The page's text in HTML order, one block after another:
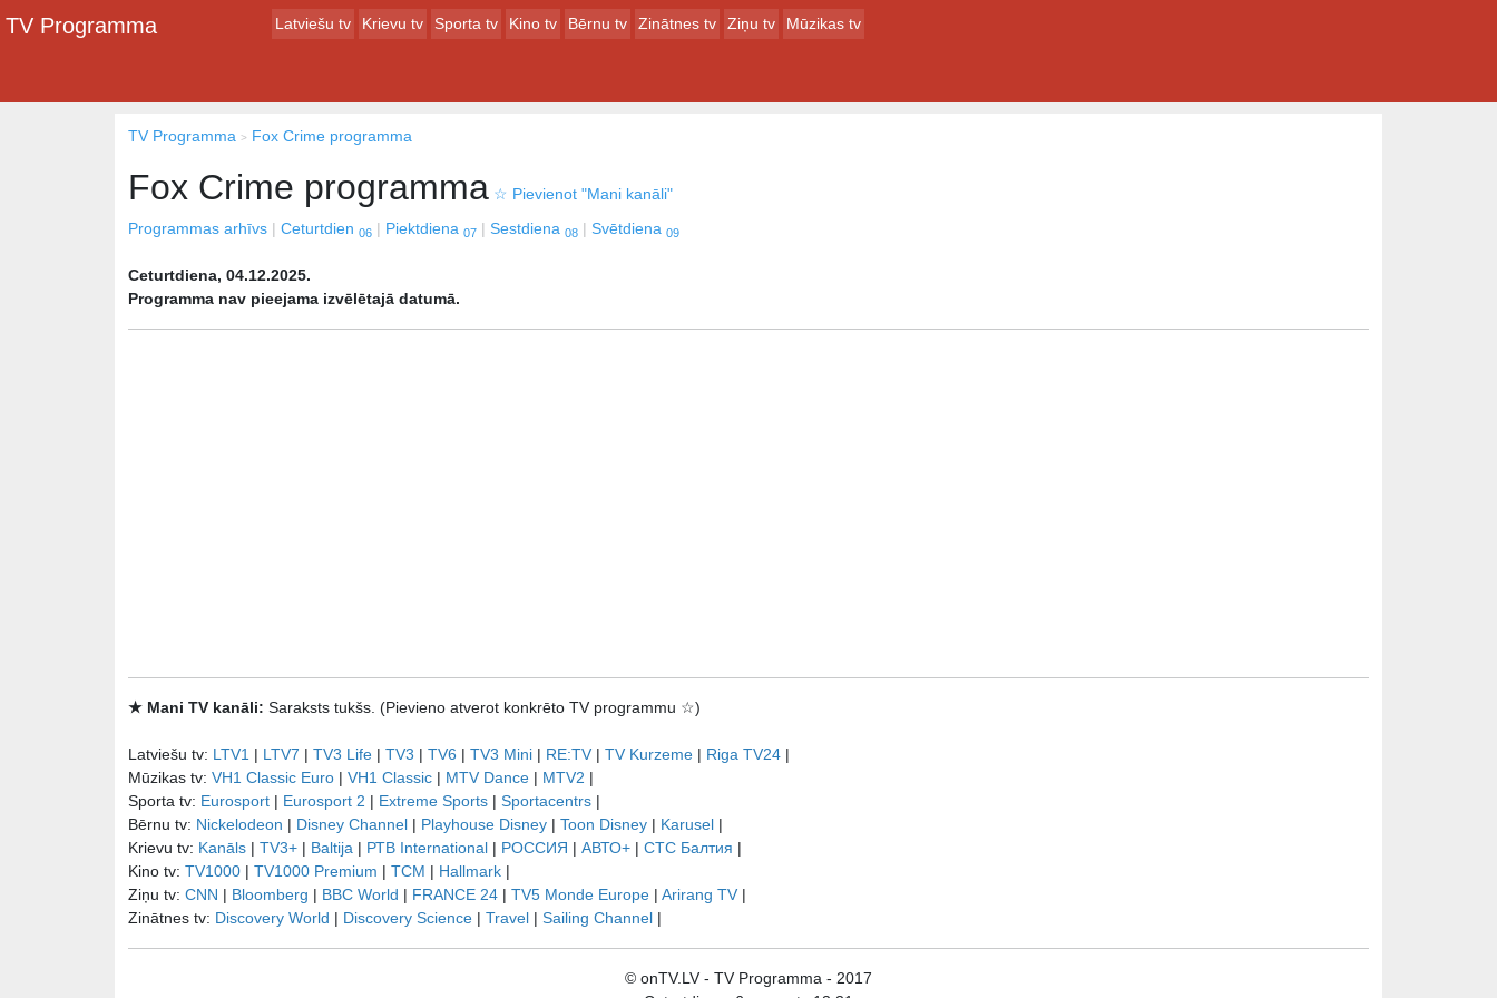
TV Programma Latviešu tv Krievu tv Sporta tv Kino tv Bērnu tv Zinātnes tv Ziņu tv Mūzikas tv
TV Programma Fox Crime programma
Fox Crime programma ☆ Pievienot "Mani kanāli"
Programmas arhīvs
Ceturtdien 06 Piektdiena 07 Sestdiena 08 Svētdiena 09
Ceturtdiena, 04.12.2025.
Programma nav pieejama izvēlētajā datumā.
★ Mani TV kanāli: Saraksts tukšs. (Pievieno atverot konkrēto TV programmu ☆)
Latviešu tv: LTV1 | LTV7 | TV3 Life | TV3 | TV6 | TV3 Mini | RE:TV | TV Kurzeme | Riga TV24 |
Mūzikas tv: VH1 Classic Euro | VH1 Classic | MTV Dance | MTV2 |
Sporta tv: Eurosport | Eurosport 2 | Extreme Sports | Sportacentrs |
Bērnu tv: Nickelodeon | Disney Channel | Playhouse Disney | Toon Disney | Karusel |
Krievu tv: Kanāls | TV3+ | Baltija | РТB International | РОССИЯ | АВТО+ | СТС Балтия |
Kino tv: TV1000 | TV1000 Premium | TCM | Hallmark |
Ziņu tv: CNN | Bloomberg | BBC World | FRANCE 24 | TV5 Monde Europe | Arirang TV |
Zinātnes tv: Discovery World | Discovery Science | Travel | Sailing Channel |
© onTV.LV - TV Programma - 2017